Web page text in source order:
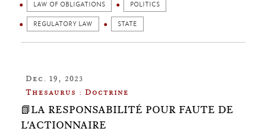
LAW OF OBLIGATIONS POLITICS
REGULATORY LAW STATE
Dec. 19, 2023
Thesaurus : Doctrine
📗LA RESPONSABILITÉ POUR FAUTE DE
L'ACTIONNAIRE